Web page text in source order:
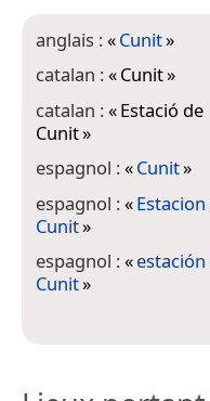
anglais :«Cunit»
catalan :«Cunit»
catalan :«Estació de
Cunit»
espagnol :«Cunit»
espagnol :«
Cunit»
espagnol :«estación
Cunit»